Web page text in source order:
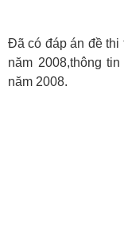
Đã có đáp án đề thi
năm 2008,thông
năm 2008.